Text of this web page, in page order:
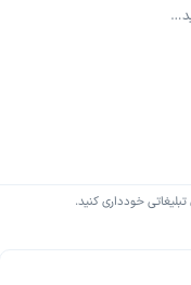
خودداری کنید.